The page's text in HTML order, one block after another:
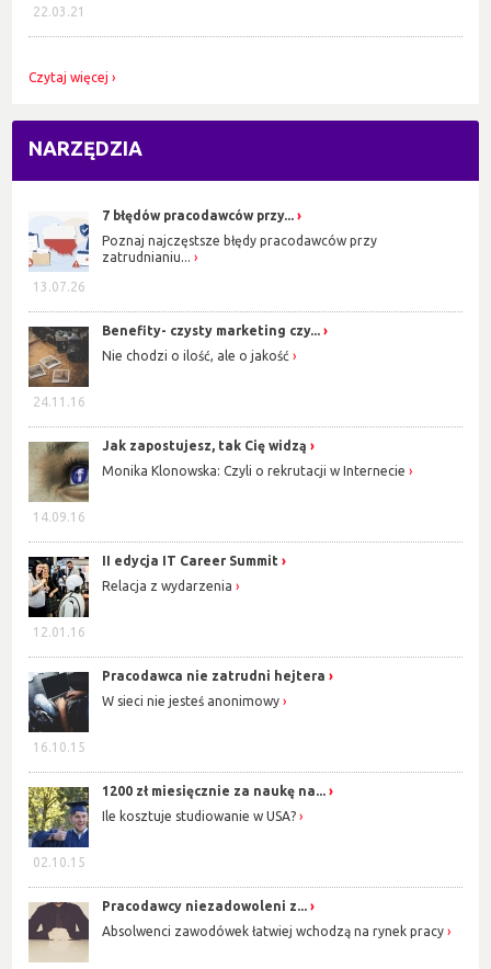
22.03.21
Czytaj więcej
NARZĘDZIA
13.07.26
7 błędów pracodawców przy...
Poznaj najczęstsze błędy pracodawców przy
zatrudnianiu...
24.11.16
Benefity- czysty marketing czy...
Nie chodzi o ilość, ale o jakość
14.09.16
Jak zapostujesz, tak Cię widzą
Monika Klonowska: Czyli o rekrutacji w Internecie
12.01.16
II edycja IT Career Summit
Relacja z wydarzenia
16.10.15
Pracodawca nie zatrudni hejtera
W sieci nie jesteś anonimowy
02.10.15
1200 zł miesięcznie za naukę na...
Ile kosztuje studiowanie w USA?
Pracodawcy niezadowoleni z...
Absolwenci zawodówek łatwiej wchodzą na rynek pracy